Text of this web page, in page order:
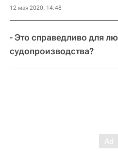
12 мая 2020, 14:48
- Это справедливо для
судопроизводства?